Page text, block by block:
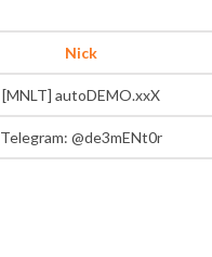
Nick
[MNLT] autoDEMO.xxX
Telegram: @de3mENt0r